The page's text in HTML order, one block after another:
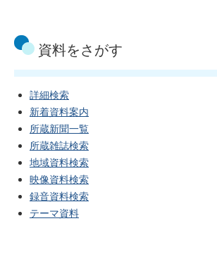
資料をさがす
詳細検索
新着資料案内
所蔵新聞一覧
所蔵雑誌検索
地域資料検索
映像資料検索
録音資料検索
テーマ資料